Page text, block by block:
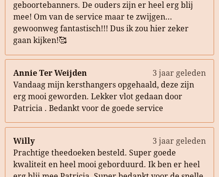
geboortebanners. De ouders zijn er heel erg blij
mee! Om van de service maar te zwijgen…
gewoonweg fantastisch!!! Dus ik zou hier zeker
gaan kijken!🥰
Annie Ter Weijden
3 jaar geleden
Vandaag mijn kersthangers opgehaald, deze zijn
erg mooi geworden. Lekker vlot gedaan door
Patricia . Bedankt voor de goede service
Willy
3 jaar geleden
Prachtige theedoeken besteld. Super goede
kwaliteit en heel mooi geborduurd. Ik ben er heel